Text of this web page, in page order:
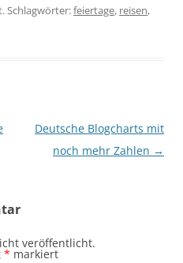
Schlagwörter:feiertage, reisen,
Deutsche Blogcharts mit
noch mehr Zahlen →
veröffentlicht.
* markiert